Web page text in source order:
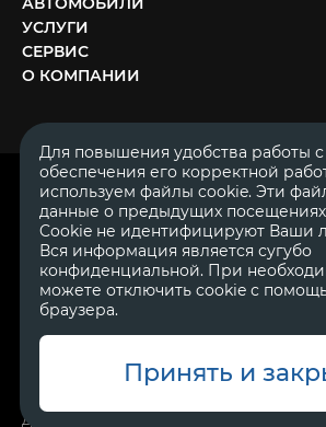
УСЛУГИ
СЕРВИС
О КОМПАНИИ
© 2007—2026 «Диалог Авто» — автосалон.
Обращаем Ваше внимание на то, что
носит исключительно информационный
каких условиях не является публичной
положениями Статьи 437 Гражданского
Федерации.Для получения подробной
продажам автосалонов Диалог Авто. Для
страховании, техническом обслуживании и
автомобилей, запасных частях,
аксессуарах также обращайтесь к
Диалог Авто.
ОГРН 1111644005153
ИНН 1644062657
Для повышения удобства работы
обеспечения его корректной
используем файлы cookie. Эти
данные о предыдущих
Cookie не идентифицируют Ваши
Вся информация является сугубо
конфиденциальной. При
можете отключить cookie с
браузера.
Принять и